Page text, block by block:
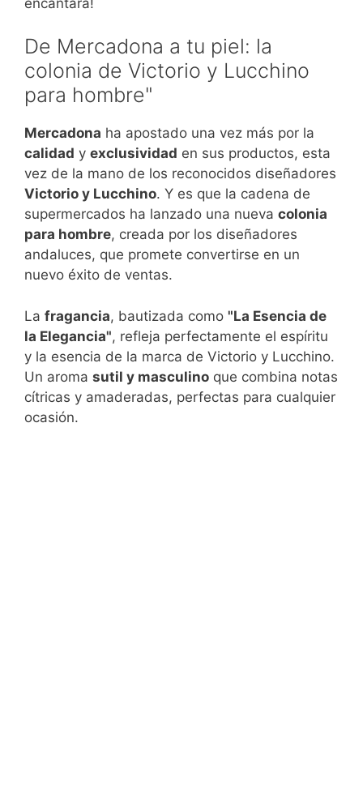
De Mercadona a tu piel: la
colonia de Victorio y Lucchino
para hombre"
Mercadona ha apostado una vez más por la
calidad y exclusividad en sus productos, esta
vez de la mano de los reconocidos diseñadores
Victorio y Lucchino. Y es que la cadena de
supermercados ha lanzado una nueva colonia
para hombre, creada por los diseñadores
andaluces, que promete convertirse en un
nuevo éxito de ventas.
La fragancia, bautizada como "La Esencia de
la Elegancia", refleja perfectamente el espíritu
y la esencia de la marca de Victorio y Lucchino.
Un aroma sutil y masculino que combina notas
cítricas y amaderadas, perfectas para cualquier
ocasión.